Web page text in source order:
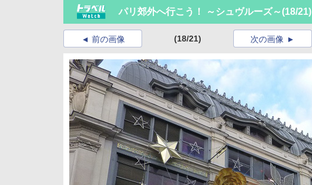
パリ郊外へ行こう！ ～シュヴルーズ～(18/21)
前の画像 (18/21) 次の画像